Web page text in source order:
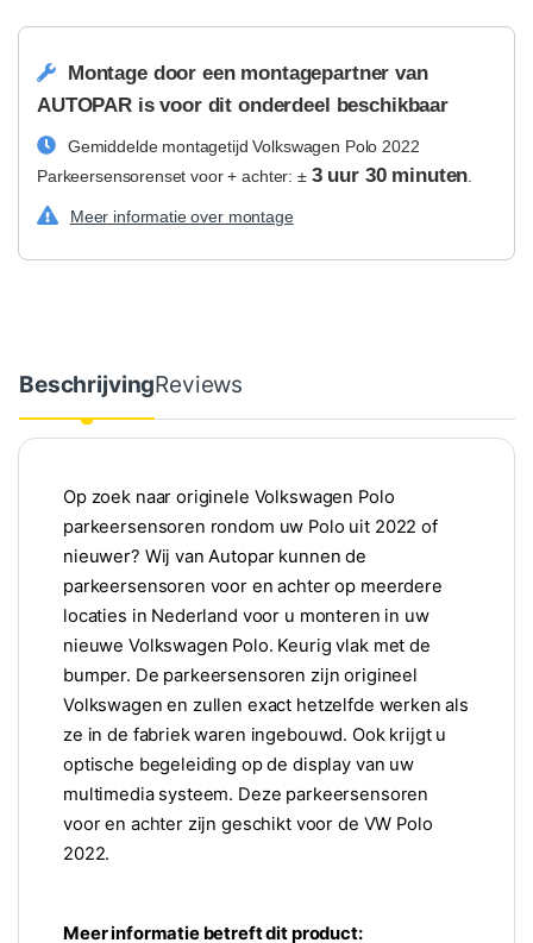
Montage door een montagepartner van
AUTOPAR is voor dit onderdeel beschikbaar
Gemiddelde montagetijd Volkswagen Polo 2022
Parkeersensorenset voor + achter: ± 3 uur 30 minuten
Meer informatie over montage
BeschrijvingReviews
Op zoek naar originele Volkswagen Polo
parkeersensoren rondom uw Polo uit 2022 of
nieuwer? Wij van Autopar kunnen de
parkeersensoren voor en achter op meerdere
locaties in Nederland voor u monteren in uw
nieuwe Volkswagen Polo. Keurig vlak met de
bumper. De parkeersensoren zijn origineel
Volkswagen en zullen exact hetzelfde werken als
ze in de fabriek waren ingebouwd. Ook krijgt u
optische begeleiding op de display van uw
multimedia systeem. Deze parkeersensoren
voor en achter zijn geschikt voor de VW Polo
2022.
Meer informatie betreft dit product: